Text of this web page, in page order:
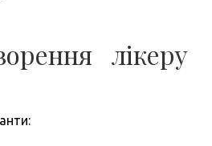
лікеру